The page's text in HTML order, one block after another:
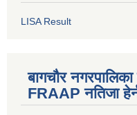
LISA Result
बागचौर
FRAAP नतिजा